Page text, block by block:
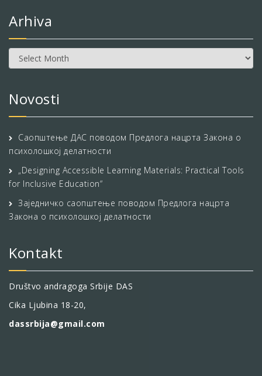
Arhiva
Arhiva
Novosti
Саопштење ДАС поводом Предлога нацрта Закона о
психолошкој делатности
„Designing Accessible Learning Materials: Practical Tools
for Inclusive Education“
Заједничко саопштење поводом Предлога нацрта
Закона о психолошкој делатности
Kontakt
Društvo andragoga Srbije DAS
Cika Ljubina 18-20,
dassrbija@gmail.com